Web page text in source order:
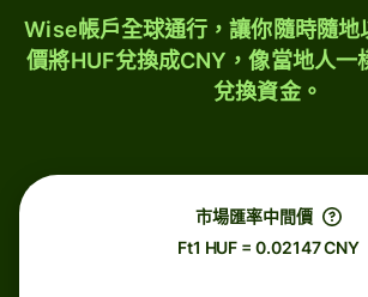
Wise帳戶全球通行，讓你隨時隨地
價將HUF兌換成CNY，像當地人一
兌換資金。
市場匯率中間價
Ft1 HUF = 0.02147 CNY